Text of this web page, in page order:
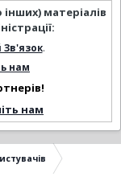
матеріалів
Зв'язок.
нам
нам